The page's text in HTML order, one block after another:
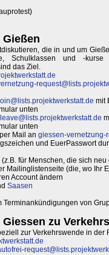
die in und um
Schulklassen und -
das Ziel.
mit
unten
unten
Mail an giessen-vernetzung-
und EuerPasswort
für Menschen, die sich
Mailinglistenseite (die, wo Ihr
Account ändern
Saasen
Terminankündigungen von
zu
zur Verkehrswende in der